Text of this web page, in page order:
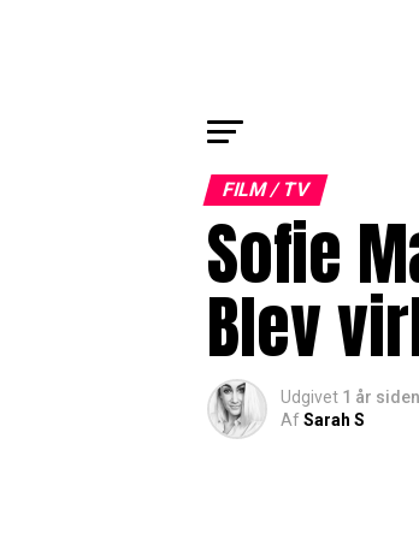
FILM / TV
Sofie
Blev
Udgivet 1 år siden
AfSarah S